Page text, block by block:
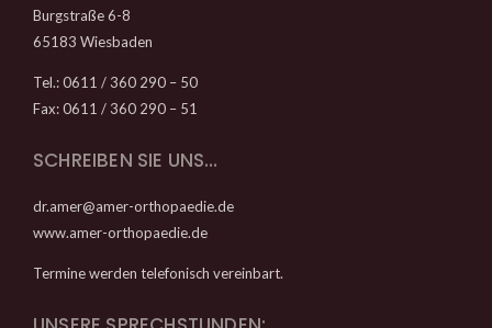
Burgstraße 6-8
65183 Wiesbaden
Tel.: 0611 / 360 290 – 50
Fax: 0611 / 360 290 – 51
SCHREIBEN SIE UNS…
dr.amer@amer-orthopaedie.de
www.amer-orthopaedie.de
Termine werden telefonisch vereinbart.